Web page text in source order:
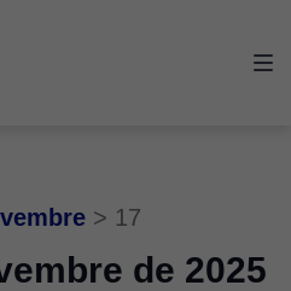
> 17
de 2025